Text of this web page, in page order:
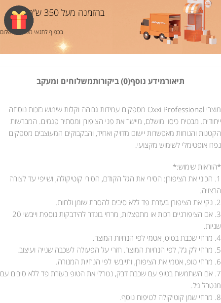
בהזמנה מעל 350 ש”ח
בכפוף לתנאי משלוח ותשלום
תיאורמידע נוסף(0) ביקורות משלוחים ומעקב
מוצרי Oxxi Professional מספקים עמידות גבוהה וקלות שימוש בזכות נוסחה
ייחודית. מבטיח כיסוי מושלם, מיישר את פני הציפורן ומסתיר פגמים. המברשות
הקטנות והנוחות מאפשרות יישום מדויק ואחיד, והבקבוקים המעוצבים מספקים
נפח אופטימלי לשימוש מקצועי.
*הוראות שימוש:*
1. הכיני את הציפורן: הסירי את הגל הקודם, הסירי קוטיקולה, ושייפי עד לצורה
הרצויה.
2. נקי את הציפורן בעזרת פד ללא סיבים להסרת שומן ולחות.
3. אם הציפורניים רכות או מתפצלות, מרחי בונדר להידבקות נוספת וייבשי 20
שניות.
4. מרחי שכבת בסיס, אטמי לפי הנחיות המוצר.
5. מרחי לק ג’ל, לפי הנחיות המוצר. חזרי על הפעולה לשכבה שנייה ועיצוב.
6. מרחי טופ, אטמי את הציפורן, ותייבשי לפי הנחיות המנורה.
7. אם השתמשת בטופ עם שכבת דבק, נטרלי את הטופ בעזרת פד ללא סיבים עם
מנטרל ג׳ל.
8. מרחי שמן קוטיקולה לטיפוח נוסף.